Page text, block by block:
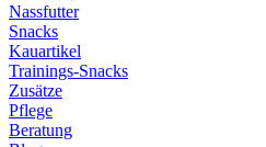
Nassfutter
Snacks
Kauartikel
Trainings-Snacks
Zusätze
Pflege
Beratung